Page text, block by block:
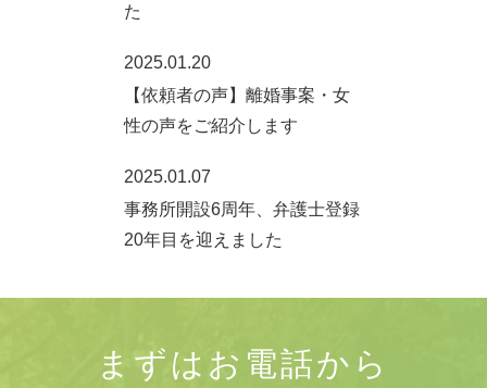
た
2025.01.20
【依頼者の声】離婚事案・女
性の声をご紹介します
2025.01.07
事務所開設6周年、弁護士登録
20年目を迎えました
まずはお電話から